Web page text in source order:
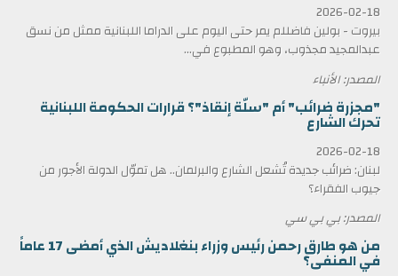
2026-02-18
بيروت - بولين فاضللم يمر حتى اليوم على الدراما اللبنانية ممثل من نسق
عبدالمجيد مجذوب، وهو المطبوع في...
المصدر: الأنباء
"مجزرة ضرائب" أم "سلّة إنقاذ"؟ قرارات الحكومة اللبنانية
تحرك الشارع
2026-02-18
لبنان: ضرائب جديدة تُشعل الشارع والبرلمان.. هل تموّل الدولة الأجور من
جيوب الفقراء؟
المصدر: بي بي سي
من هو طارق رحمن رئيس وزراء بنغلاديش الذي أمضى 17 عاماً
في المنفى؟